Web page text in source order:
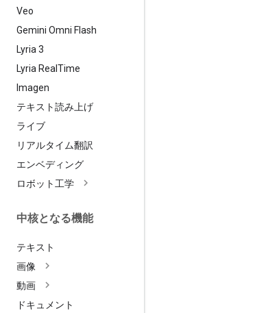
Veo
Gemini Omni Flash
Lyria 3
Lyria Real Time
Imagen
テキスト読み上げ
ライブ
リアルタイム翻訳
エンベディング
ロボット工学
中核となる機能
テキスト
画像
動画
ドキュメント